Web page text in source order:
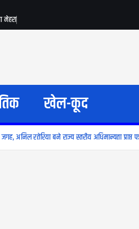
मेहरा
खेल-कूद
अनिल रतेरिया बने राज्य स्तरीय अधिमान्यता प्राप्त